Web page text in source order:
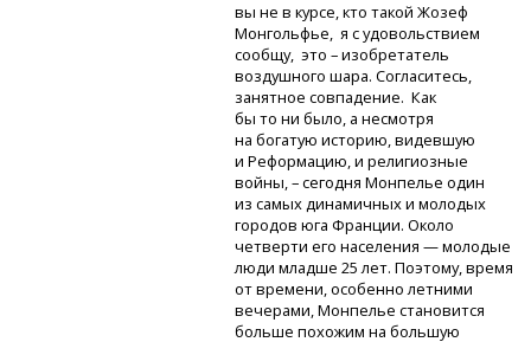
вы не в курсе, кто такой Жозеф
Монгольфье, я с удовольствием
сообщу, это – изобретатель
воздушного шара. Согласитесь,
занятное совпадение. Как
бы то ни было, а несмотря
на богатую историю, видевшую
и Реформацию, и религиозные
войны, – сегодня Монпелье один
из самых динамичных и молодых
городов юга Франции. Около
четверти его населения — молодые
люди младше 25 лет. Поэтому, время
от времени, особенно летними
вечерами, Монпелье становится
больше похожим на большую